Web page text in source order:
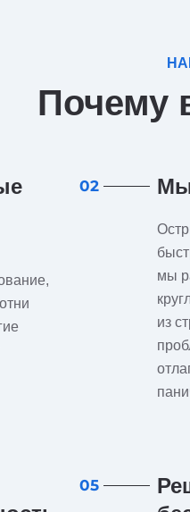
Почему
02 Мы
мы
из
05